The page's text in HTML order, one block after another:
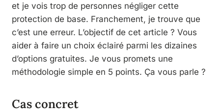
et je vois trop de personnes négliger cette
protection de base. Franchement, je trouve que
c’est une erreur. L’objectif de cet article ? Vous
aider à faire un choix éclairé parmi les dizaines
d’options gratuites. Je vous promets une
méthodologie simple en 5 points. Ça vous parle ?
Cas concret